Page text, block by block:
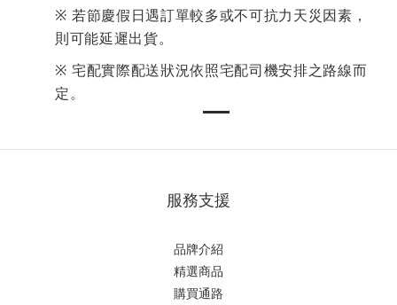
※ 若節慶假日遇訂單較多或不可抗力天災因素，
則可能延遲出貨。
※ 宅配實際配送狀況依照宅配司機安排之路線而
定。
服務支援
品牌介紹
精選商品
購買通路